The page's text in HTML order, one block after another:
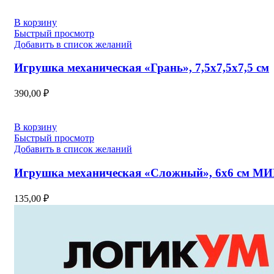
В корзину
Быстрый просмотр
Добавить в список желаний
Игрушка механическая «Грань», 7,5х7,5х7,5 см
390,00 ₽
В корзину
Быстрый просмотр
Добавить в список желаний
Игрушка механическая «Сложный», 6х6 см
135,00 ₽